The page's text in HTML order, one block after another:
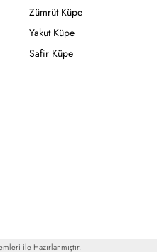
Zümrüt Küpe
Yakut Küpe
Safir Küpe
ile Hazırlanmıştır.